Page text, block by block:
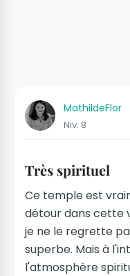
MathildeFlor
Niv. 8
Très spirituel
Ce temple est
détour dans cette
je ne le regrette
superbe. Mais à
l'atmosphère